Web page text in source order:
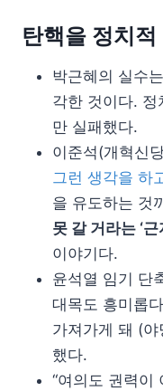
탄핵을 정치
박근혜의 실수
각한 것이다. 정
만 실패했다.
이준석(개혁신
그런 생각을 하
을 유도하는 것
못 갈 거라는 ‘
이야기다.
윤석열 임기 단
대목도 흥미롭
가져가게 돼 (
했다.
“여의도 권력이